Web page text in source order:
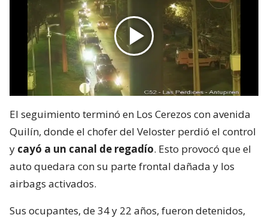
El seguimiento terminó en Los Cerezos con avenida
Quilín, donde el chofer del Veloster perdió el control
y cayó a un canal de regadío. Esto provocó que el
auto quedara con su parte frontal dañada y los
airbags activados.
Sus ocupantes, de 34 y 22 años, fueron detenidos,